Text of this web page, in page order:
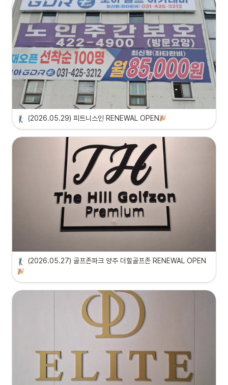
(2026.05.29) 피트니스인 RENEWAL OPEN
(2026.05.27) 골프존파크 양주 더힐골프존 RENEWAL OPEN